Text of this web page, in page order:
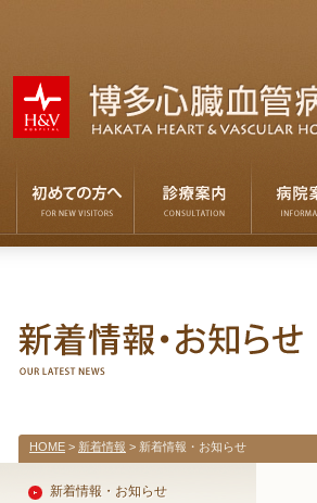
HOME > 新着情報 > 新着情報・お知らせ
新着情報・お知らせ